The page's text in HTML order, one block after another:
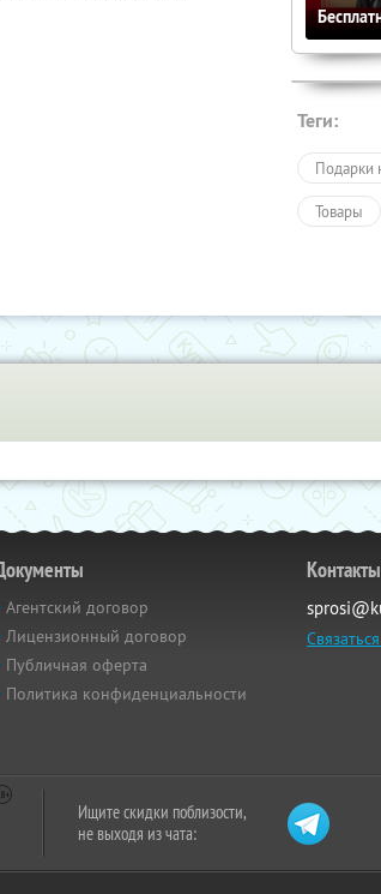
Теги:
Подарки
Товары
Агентский договор
Лицензионный договор
Публичная оферта
Политика конфиденциальности
Контакты
Ищите скидки поблизости,
не выходя из чата: